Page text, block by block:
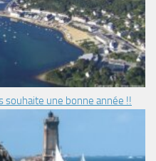
souhaite une bonne année !!